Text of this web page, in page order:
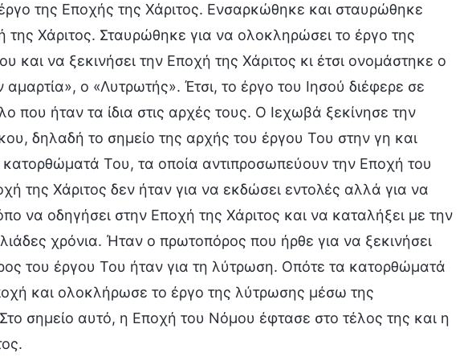
της Εποχής της Χάριτος. Ενσαρκώθηκε και σταυρώθηκε
της Χάριτος. Σταυρώθηκε για να ολοκληρώσει το έργο της
και να ξεκινήσει την Εποχή της Χάριτος κι έτσι ονομάστηκε ο
ο «Λυτρωτής». Έτσι, το έργο του Ιησού διέφερε σε
που ήταν τα ίδια στις αρχές τους. Ο Ιεχωβά ξεκίνησε την
δηλαδή το σημείο της αρχής του έργου Του στην γη και
Του, τα οποία αντιπροσωπεύουν την Εποχή του
της Χάριτος δεν ήταν για να εκδώσει εντολές αλλά για να
να οδηγήσει στην Εποχή της Χάριτος και να καταλήξει με την
χρόνια. Ήταν ο πρωτοπόρος που ήρθε για να ξεκινήσει
του έργου Του ήταν για τη λύτρωση. Οπότε τα κατορθώματά
και ολοκλήρωσε το έργο της λύτρωσης μέσω της
σημείο αυτό, η Εποχή του Νόμου έφτασε στο τέλος της και η